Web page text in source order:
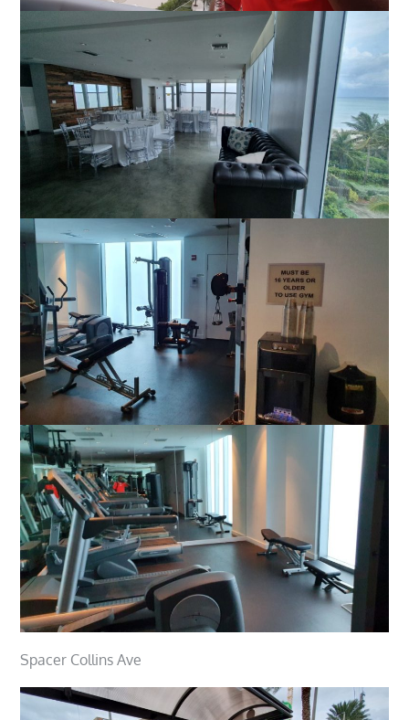
Spacer Collins Ave